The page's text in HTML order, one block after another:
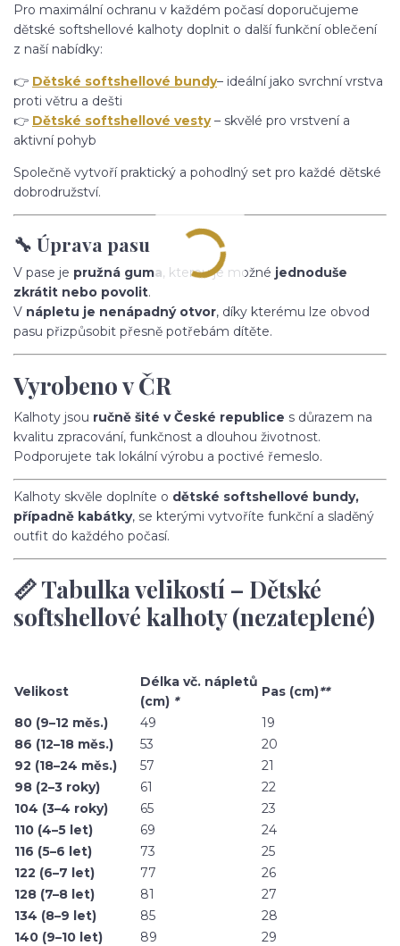
Pro maximální ochranu v každém počasí doporučujeme
dětské softshellové kalhoty doplnit o další funkční oblečení
z naší nabídky:
👉 Dětské softshellové bundy– ideální jako svrchní vrstva
proti větru a dešti
👉 Dětské softshellové vesty– skvělé pro vrstvení a
aktivní pohyb
Společně vytvoří praktický a pohodlný set pro každé dětské
dobrodružství.
🔧 Úprava pasu
V pase je pružná guma, kterou je možné jednoduše
zkrátit nebo povolit.
V nápletu je nenápadný otvor, díky kterému lze obvod
pasu přizpůsobit přesně potřebám dítěte.
Vyrobeno v ČR
Kalhoty jsou ručně šité v České republice s důrazem na
kvalitu zpracování, funkčnost a dlouhou životnost.
Podporujete tak lokální výrobu a poctivé řemeslo.
Kalhoty skvěle doplníte o dětské softshellové bundy,
případně kabátky, se kterými vytvoříte funkční a sladěný
outfit do každého počasí.
📏 Tabulka velikostí – Dětské
softshellové kalhoty (nezateplené)
Velikost
Délka vč. nápletů
(cm) *
Pas (cm)**
80 (9–12 měs.)
49
19
86 (12–18 měs.)
53
20
92 (18–24 měs.)
57
21
98 (2–3 roky)
61
22
104 (3–4 roky)
65
23
110 (4–5 let)
69
24
116 (5–6 let)
73
25
122 (6–7 let)
77
26
128 (7–8 let)
81
27
134 (8–9 let)
85
28
140 (9–10 let)
89
29